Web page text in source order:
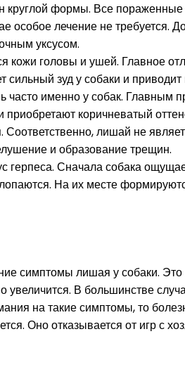
формы. Все
лечение не требуется.
уксусом.
кожи головы и ушей. Главное
зуд у собаки и
часто именно у собак.
коричневатый
Соответственно, лишай не
и образование трещин.
герпеса. Сначала собака
На их месте
симптомы лишая у собаки.
увеличится. В большинстве
на такие симптомы, то
Оно отказывается от игр с